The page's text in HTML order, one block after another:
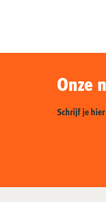
Onze
Schrijf je